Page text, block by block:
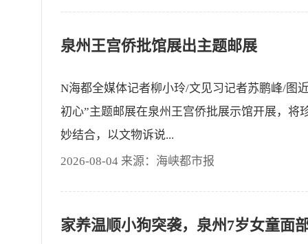
泉州王宫侨批馆展出主题邮展
N海都全媒体记者柳小玲/文见习记者苏鹏峰/图
初心”主题邮展在泉州王宫侨批展示馆开展，将
妙结合，以文物诉说...
2026-08-04 来源：海峡都市报